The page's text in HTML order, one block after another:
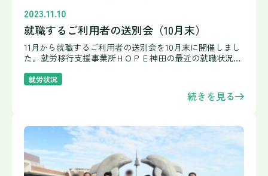
2023.11.10
就職するご利用者の送別会（10月末）
11月から就職するご利用者の送別会を10月末に開催しまし
た。就労移行支援事業所ＨＯＰＥ神田の最近の就職状況は
の訓練成果や就活の様子をスライドで発表いただきました
就労状況
続きを見る